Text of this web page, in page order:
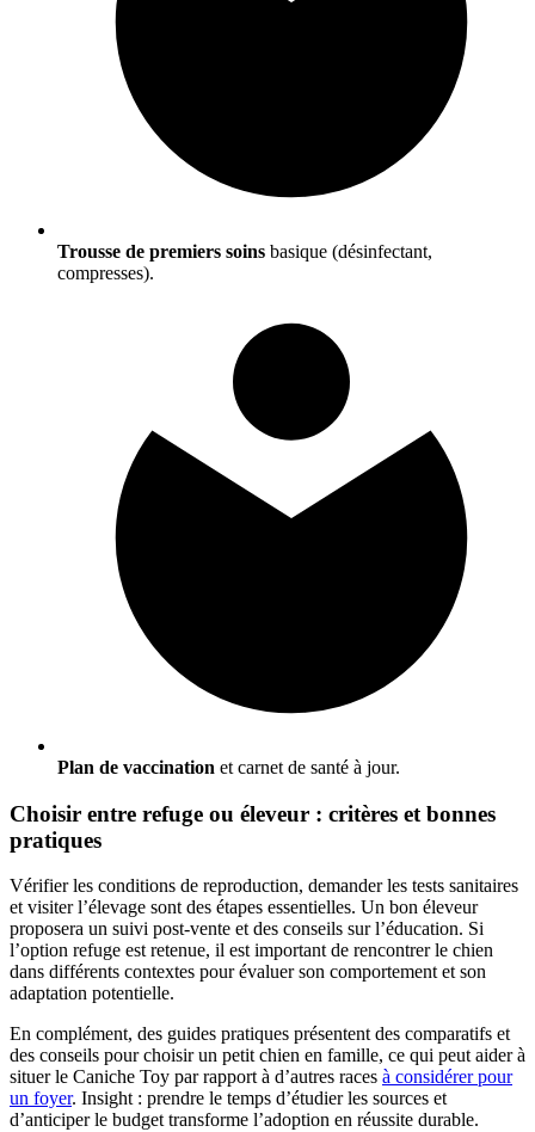
Trousse de premiers soins basique (désinfectant,
compresses).
Plan de vaccination et carnet de santé à jour.
Choisir entre refuge ou éleveur : critères et bonnes
pratiques
Vérifier les conditions de reproduction, demander les tests sanitaires
et visiter l’élevage sont des étapes essentielles. Un bon éleveur
proposera un suivi post-vente et des conseils sur l’éducation. Si
l’option refuge est retenue, il est important de rencontrer le chien
dans différents contextes pour évaluer son comportement et son
adaptation potentielle.
En complément, des guides pratiques présentent des comparatifs et
des conseils pour choisir un petit chien en famille, ce qui peut aider à
situer le Caniche Toy par rapport à d’autres races à considérer pour
un foyer. Insight : prendre le temps d’étudier les sources et
d’anticiper le budget transforme l’adoption en réussite durable.